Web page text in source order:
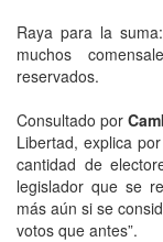
Raya para la
muchos
reservados.
Consultado por
Libertad, explica
cantidad de
legislador que se
más aún si se
votos que antes”.